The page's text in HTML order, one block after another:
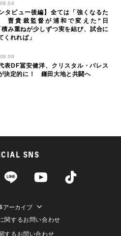
ンタビュー後編】全ては「強くなるた
曺貴裁監督が浦和で変えた“日
積み重ねが少しずつ実を結び、試合に
くれれば」
表DF冨安健洋、クリスタル・パレス
決定的に！ 鎌田大地と共闘へ
SNS
アーカイブ
関するお問い合わせ
するお問い合わせ